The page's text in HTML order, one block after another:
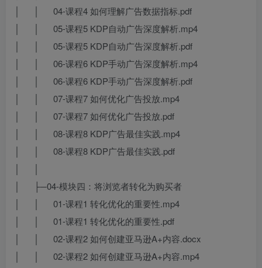
│ │ 04-课程4 如何理解广告数据指标.pdf
│ │ 05-课程5 KDP自动广告深度解析.mp4
│ │ 05-课程5 KDP自动广告深度解析.pdf
│ │ 06-课程6 KDP手动广告深度解析.mp4
│ │ 06-课程6 KDP手动广告深度解析.pdf
│ │ 07-课程7 如何优化广告投放.mp4
│ │ 07-课程7 如何优化广告投放.pdf
│ │ 08-课程8 KDP广告最佳实践.mp4
│ │ 08-课程8 KDP广告最佳实践.pdf
│ ├─04-模块四：将浏览者转化为购买者
│ │ 01-课程1 转化优化的重要性.mp4
│ │ 01-课程1 转化优化的重要性.pdf
│ │ 02-课程2 如何创建亚马逊A+内容.docx
│ │ 02-课程2 如何创建亚马逊A+内容.mp4